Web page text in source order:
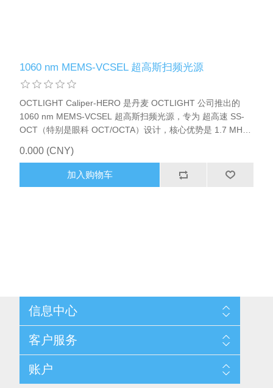
1060 nm MEMS-VCSEL 超高斯扫频光源
OCTLIGHT Caliper-HERO 是丹麦 OCTLIGHT 公司推出的
1060 nm MEMS-VCSEL 超高斯扫频光源，专为 超高速 SS-
OCT（特别是眼科 OCT/OCTA）设计，核心优势是 1.7 MHz
中速度与成像质量的标杆
0.000 (CNY)
加入购物车
信息中心
网站地图
配送与退换政策
隐私条款
关于我们
客户服务
搜索
新闻
博客
账户